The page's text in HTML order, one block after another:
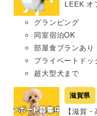
LEEK オ
グランピング
同室宿泊OK
部屋食プランあり
プライベートドッ
超大型犬まで
滋賀県
【滋賀